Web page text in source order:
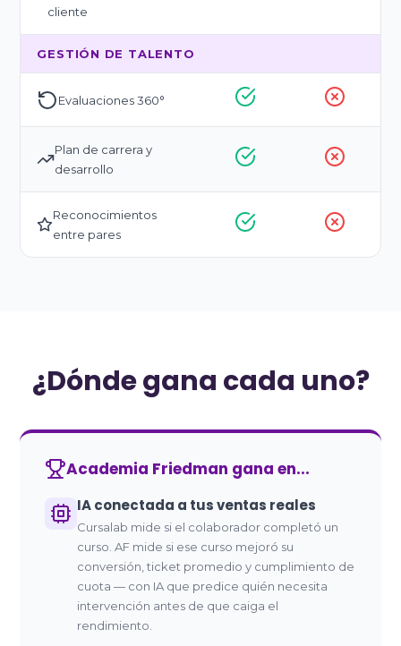
cliente
GESTIÓN DE TALENTO
Evaluaciones 360°
Plan de carrera y
desarrollo
Reconocimientos
entre pares
¿Dónde gana cada uno?
Academia Friedman gana en...
IA conectada a tus ventas reales
Cursalab mide si el colaborador completó un
curso. AF mide si ese curso mejoró su
conversión, ticket promedio y cumplimiento de
cuota — con IA que predice quién necesita
intervención antes de que caiga el
rendimiento.